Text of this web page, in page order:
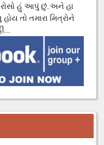
હું આપું છું..અને હા
તો તમારા મિત્રોને